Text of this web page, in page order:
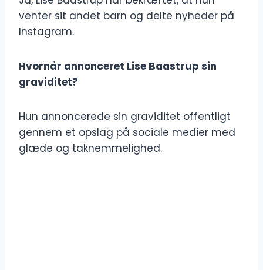
venter sit andet barn og delte nyheder på
Instagram.
Hvornår annonceret Lise Baastrup sin
graviditet?
Hun annoncerede sin graviditet offentligt
gennem et opslag på sociale medier med
glæde og taknemmelighed.